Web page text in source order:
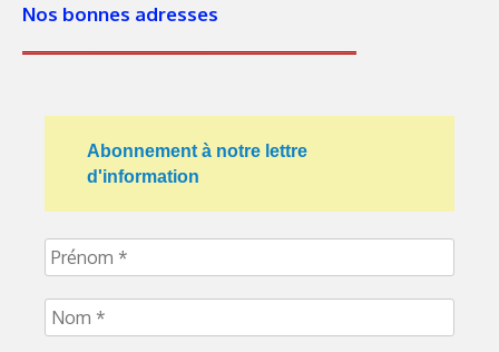
Nos bonnes adresses
Abonnement à notre lettre
d'information